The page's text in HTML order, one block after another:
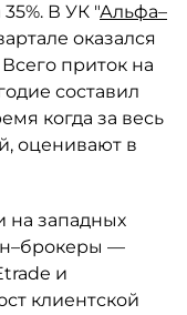
В УК "Альфа–
оказался
приток на
составил
когда за весь
оценивают в
на западных
—
и
клиентской